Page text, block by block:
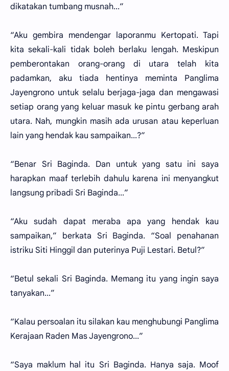
dikatakan tumbang musnah...”
“Aku gembira mendengar laporanmu Kertopati. Tapi
kita sekali-kali tidak boleh berlaku lengah. Meskipun
pemberontakan orang-orang di utara telah kita
padamkan, aku tiada hentinya meminta Panglima
Jayengrono untuk selalu berjaga-jaga dan mengawasi
setiap orang yang keluar masuk ke pintu gerbang arah
utara. Nah, mungkin masih ada urusan atau keperluan
lain yang hendak kau sampaikan...?”
“Benar Sri Baginda. Dan untuk yang satu ini saya
harapkan maaf terlebih dahulu karena ini menyangkut
langsung pribadi Sri Baginda...”
“Aku sudah dapat meraba apa yang hendak kau
sampaikan,” berkata Sri Baginda. “Soal penahanan
istriku Siti Hinggil dan puterinya Puji Lestari. Betul?”
“Betul sekali Sri Baginda. Memang itu yang ingin saya
tanyakan...”
“Kalau persoalan itu silakan kau menghubungi Panglima
Kerajaan Raden Mas Jayengrono...”
“Saya maklum hal itu Sri Baginda. Hanya saja. Moof